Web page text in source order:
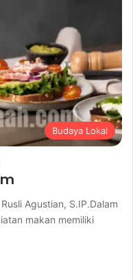
Budaya Lokal
Agustian, S.IP.Dalam
makan memiliki